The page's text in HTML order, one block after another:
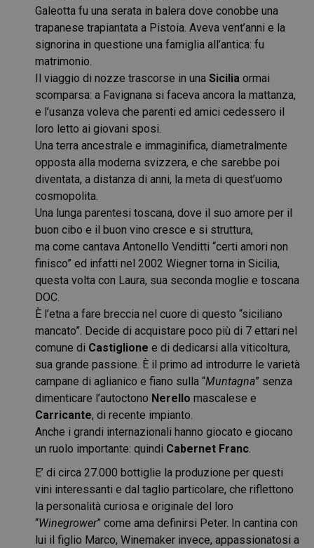
Galeotta fu una serata in balera dove conobbe una
trapanese trapiantata a Pistoia. Aveva vent’anni e la
signorina in questione una famiglia all’antica: fu
matrimonio.
Il viaggio di nozze trascorse in una Sicilia ormai
scomparsa: a Favignana si faceva ancora la mattanza,
e l’usanza voleva che parenti ed amici cedessero il
loro letto ai giovani sposi.
Una terra ancestrale e immaginifica, diametralmente
opposta alla moderna svizzera, e che sarebbe poi
diventata, a distanza di anni, la meta di quest’uomo
cosmopolita.
Una lunga parentesi toscana, dove il suo amore per il
buon cibo e il buon vino cresce e si struttura,
ma come cantava Antonello Venditti “certi amori non
finisco” ed infatti nel 2002 Wiegner torna in Sicilia,
questa volta con Laura, sua seconda moglie e toscana
DOC.
È l’etna a fare breccia nel cuore di questo “siciliano
mancato”. Decide di acquistare poco più di 7 ettari nel
comune di Castiglione e di dedicarsi alla viticoltura,
sua grande passione. È il primo ad introdurre le varietà
campane di aglianico e fiano sulla “Muntagna” senza
dimenticare l’autoctono Nerello mascalese e
Carricante, di recente impianto.
Anche i grandi internazionali hanno giocato e giocano
un ruolo importante: quindi Cabernet Franc.
E’ di circa 27.000 bottiglie la produzione per questi
vini interessanti e dal taglio particolare, che riflettono
la personalità curiosa e originale del loro
“Winegrower” come ama definirsi Peter. In cantina con
lui il figlio Marco, Winemaker invece, appassionatosi a